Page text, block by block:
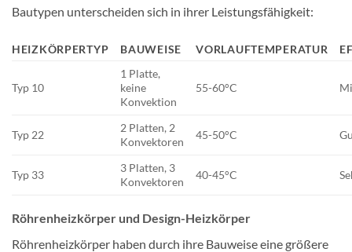
Bautypen unterscheiden sich in ihrer Leistungsfähigkeit:
HEIZKÖRPERTYP BAUWEISE VORLAUFTEMPERATUR
Typ 10
1 Platte,
keine
Konvektion
55-60°C
Typ 22
2 Platten, 2
Konvektoren
45-50°C
Typ 33
3 Platten, 3
Konvektoren
40-45°C
Röhrenheizkörper und Design-Heizkörper
Röhrenheizkörper haben durch ihre Bauweise eine größere